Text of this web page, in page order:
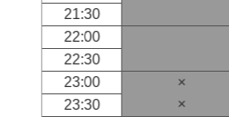
21:30
22:00
22:30
23:00
×
23:30
×